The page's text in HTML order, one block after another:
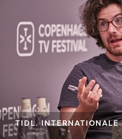
TIDL. INTERNATIONALE